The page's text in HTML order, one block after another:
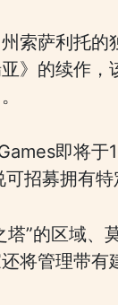
索萨利托
》的续作
即将于
招募拥有特
塔”的区域
将管理带有